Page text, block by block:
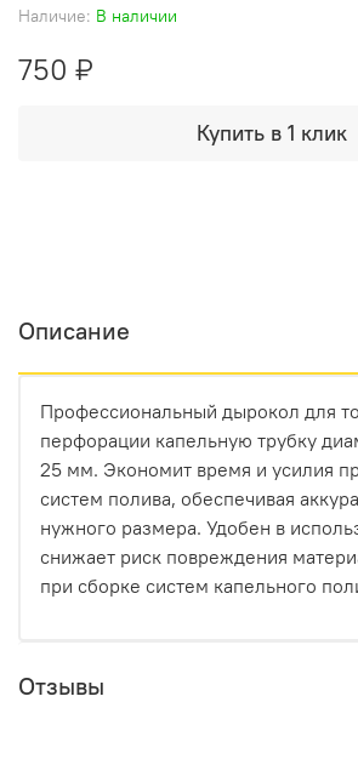
Наличие: В наличии
750 ₽
Купить в 1 клик
Описание
Профессиональный дырокол для
перфорации капельную трубку
25 мм. Экономит время и усилия
систем полива, обеспечивая
нужного размера. Удобен в
снижает риск повреждения
при сборке систем капельного
Отзывы